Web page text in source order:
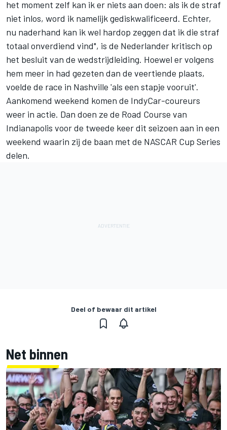
het moment zelf kan ik er niets aan doen: als ik de straf
niet inlos, word ik namelijk gediskwalificeerd. Echter,
nu naderhand kan ik wel hardop zeggen dat ik die straf
totaal onverdiend vind", is de Nederlander kritisch op
het besluit van de wedstrijdleiding. Hoewel er volgens
hem meer in had gezeten dan de veertiende plaats,
voelde de race in Nashville 'als een stapje vooruit'.
Aankomend weekend komen de IndyCar-coureurs
weer in actie. Dan doen ze de Road Course van
Indianapolis voor de tweede keer dit seizoen aan in een
weekend waarin zij de baan met de NASCAR Cup Series
delen.
Deel of bewaar dit artikel
Net binnen